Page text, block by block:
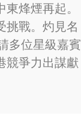
烽煙再起。
挑戰。灼見名
多位星級嘉賓
競爭力出謀獻